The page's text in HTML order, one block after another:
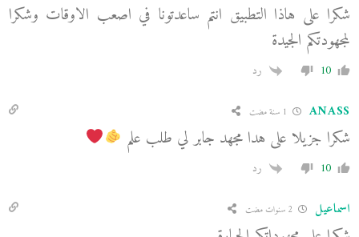
شكرا على هاذا التطبيق انتم ساعدتونا في اصعب الاوقات وشكرا
لمجهودتكم الجيدة
10 رد
ANASS
شكرا جزيلا على هدا مجهد جابر لي طلب علم
10 رد
اسماعيل